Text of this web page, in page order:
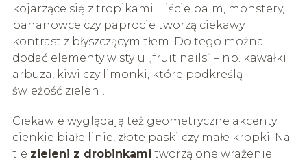
kojarzące się z tropikami. Liście palm, monstery,
bananowce czy paprocie tworzą ciekawy
kontrast z błyszczącym tłem. Do tego można
dodać elementy w stylu „fruit nails” – np. kawałki
arbuza, kiwi czy limonki, które podkreślą
świeżość zieleni.
Ciekawie wyglądają też geometryczne akcenty:
cienkie białe linie, złote paski czy małe kropki. Na
tle zieleni z drobinkami tworzą one wrażenie